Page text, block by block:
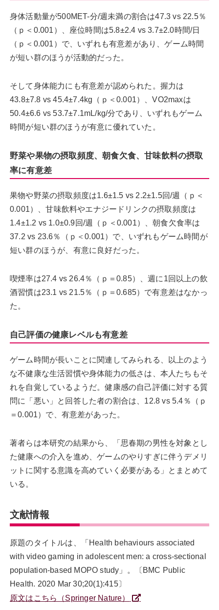
身体活動量が500MET-分/週未満の割合は47.3 vs 22.5％
（ｐ＜0.001）、座位時間は5.8±2.4 vs 3.7±2.0時間/日
（ｐ＜0.001）で、いずれも有意差があり、ゲーム時間
が短い群のほうが活動的だった。
そして身体能力にも有意差が認められた。握力は
43.8±7.8 vs 45.4±7.4kg（ｐ＜0.001）、VO2maxは
50.4±6.6 vs 53.7±7.1mL/kg/分であり、いずれもゲーム
時間が短い群のほうが有意に優れていた。
野菜や果物の摂取頻度、朝食欠食、甘味飲料の摂取
率に有意差
果物や野菜の摂取頻度は1.6±1.5 vs 2.2±1.5回/週（ｐ＜
0.001）、甘味飲料やエナジードリンクの摂取頻度は
1.4±1.2 vs 1.0±0.9回/週（ｐ＜0.001）、朝食欠食率は
37.2 vs 23.6％（ｐ＜0.001）で、いずれもゲーム時間が
短い群のほうが、有意に良好だった。
喫煙率は27.4 vs 26.4％（ｐ＝0.85）、週に1回以上の飲
酒習慣は23.1 vs 21.5％（ｐ＝0.685）で有意差はなかっ
た。
自己評価の健康レベルも有意差
ゲーム時間が長いことに関連してみられる、以上のよう
な不健康な生活習慣や身体能力の低さは、本人たちもそ
れを自覚しているようだ。健康感の自己評価に対する質
問に「悪い」と回答した者の割合は、12.8 vs 5.4％（ｐ
＝0.001）で、有意差があった。
著者らは本研究の結果から、「思春期の男性を対象とし
た健康への介入を進め、ゲームのやりすぎに伴うデメリ
ットに関する意識を高めていく必要がある」とまとめて
いる。
文献情報
原題のタイトルは、「Health behaviours associated
with video gaming in adolescent men: a cross-sectional
population-based MOPO study」。〔BMC Public
Health. 2020 Mar 30;20(1):415〕
原文はこちら（Springer Nature）